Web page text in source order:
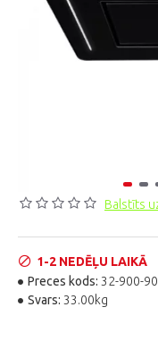
Balstīts
1-2 NEDĒĻU LAIKĀ
Preces kods: 32-900-90
Svars: 33.00kg